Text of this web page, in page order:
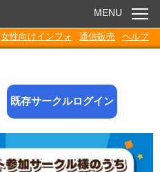
お知らせ
電子書籍
Q&A
MENU
女性向けインフォ 通信販売 ヘルプ
既存サークルログイン